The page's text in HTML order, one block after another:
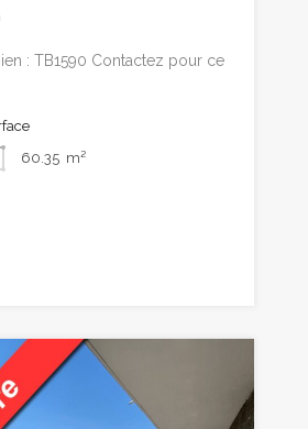
: TB1590 Contactez pour ce
60.35 m²